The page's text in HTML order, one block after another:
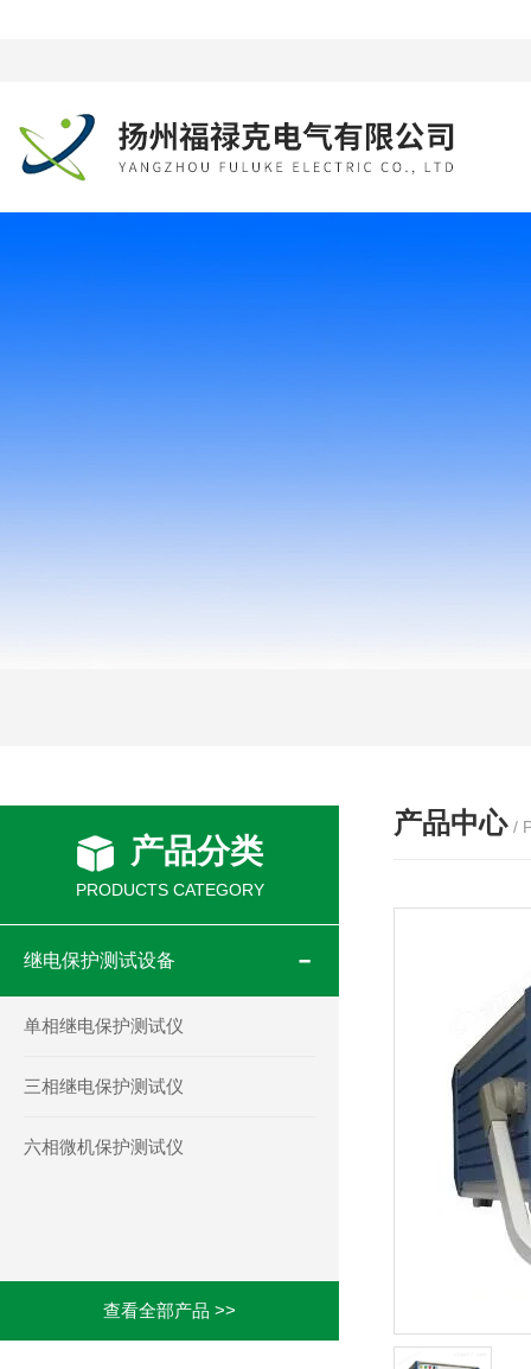
产品分类
PRODUCTS CATEGORY
继电保护测试设备
单相继电保护测试仪
三相继电保护测试仪
六相微机保护测试仪
查看全部产品 >>
产品中心 /